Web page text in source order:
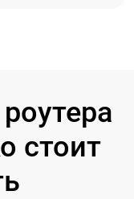
стоит